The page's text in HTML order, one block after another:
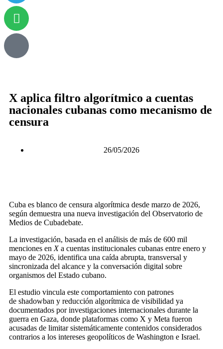
X aplica filtro algorítmico a cuentas
nacionales cubanas como mecanismo de
censura
26/05/2026
Cuba es blanco de censura algorítmica desde marzo de 2026,
según demuestra una nueva investigación del Observatorio de
Medios de Cubadebate.
La investigación, basada en el análisis de más de 600 mil
menciones en Xa cuentas institucionales cubanas entre enero y
mayo de 2026, identifica una caída abrupta, transversal y
sincronizada del alcance y la conversación digital sobre
organismos del Estado cubano.
El estudio vincula este comportamiento con patrones
de shadowban y reducción algorítmica de visibilidad ya
documentados por investigaciones internacionales durante la
guerra en Gaza, donde plataformas como X y Meta fueron
acusadas de limitar sistemáticamente contenidos considerados
contrarios a los intereses geopolíticos de Washington e Israel.